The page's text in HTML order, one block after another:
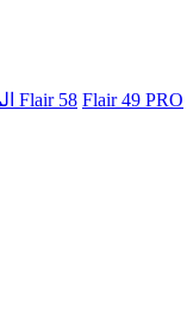
Flair 58 Flair 49 PRO